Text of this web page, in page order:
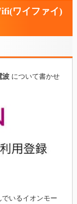
ワイファイ)
波について書かせ
いるイオンモー